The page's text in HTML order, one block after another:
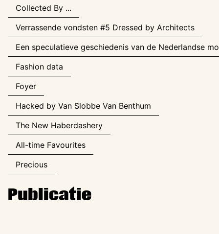
Collected By ...
Verrassende vondsten #5 Dressed by Architects
Een speculatieve geschiedenis van de Nederlandse
Fashion data
Foyer
Hacked by Van Slobbe Van Benthum
The New Haberdashery
All-time Favourites
Precious
Publicatie